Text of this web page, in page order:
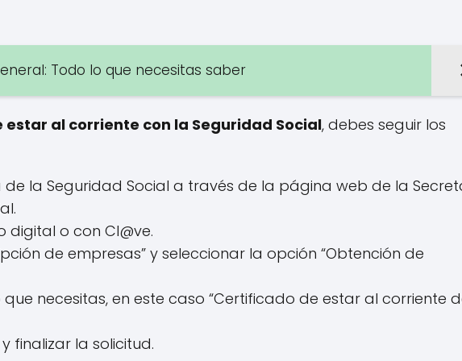
Todo lo que necesitas saber
al corriente con la Seguridad Social, debes seguir los
de la Seguridad Social a través de la página web de la
digital o con Cl@ve.
de empresas” y seleccionar la opción “Obtención de
necesitas, en este caso “Certificado de estar al corriente
finalizar la solicitud.